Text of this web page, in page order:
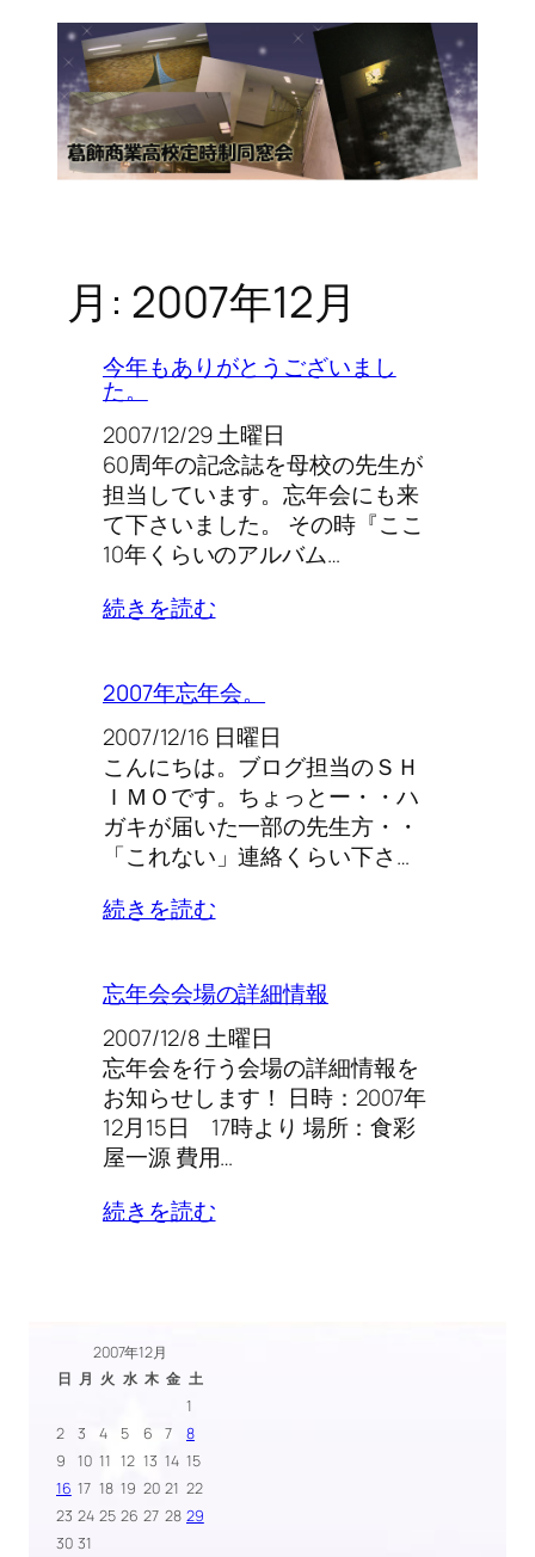
月: 2007年12月
今年もありがとうございまし
た。
2007/12/29 土曜日
60周年の記念誌を母校の先生が
担当しています。忘年会にも来
て下さいました。 その時『ここ
10年くらいのアルバム…
続きを読む
2007年忘年会。
2007/12/16 日曜日
こんにちは。ブログ担当のＳＨ
ＩＭＯです。ちょっとー・・ハ
ガキが届いた一部の先生方・・
「これない」連絡くらい下さ…
続きを読む
忘年会会場の詳細情報
2007/12/8 土曜日
忘年会を行う会場の詳細情報を
お知らせします！ 日時：2007年
12月15日 17時より 場所：食彩
屋一源 費用…
続きを読む
2007年12月
日 月 火 水 木 金 土
1
2
3 4 5 6 7
8
9
10 11 12 13 14 15
16 17 18 19 20 21 22
23 24 25 26 27 28 29
30 31